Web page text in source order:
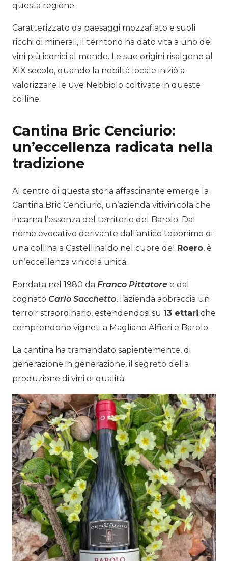
questa regione.
Caratterizzato da paesaggi mozzafiato e suoli
ricchi di minerali, il territorio ha dato vita a uno dei
vini più iconici al mondo. Le sue origini risalgono al
XIX secolo, quando la nobiltà locale iniziò a
valorizzare le uve Nebbiolo coltivate in queste
colline.
Cantina Bric Cenciurio:
un’eccellenza radicata nella
tradizione
Al centro di questa storia affascinante emerge la
Cantina Bric Cenciurio, un’azienda vitivinicola che
incarna l’essenza del territorio del Barolo. Dal
nome evocativo derivante dall’antico toponimo di
una collina a Castellinaldo nel cuore del
Roero, è
un’eccellenza vinicola unica.
Fondata nel 1980 da Franco Pittatore e dal
cognato Carlo Sacchetto, l’azienda abbraccia un
terroir straordinario, estendendosi su 13 ettari che
comprendono vigneti a Magliano Alfieri e Barolo.
La cantina ha tramandato sapientemente, di
generazione in generazione, il segreto della
produzione di vini di qualità.